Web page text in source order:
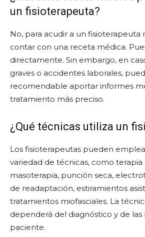
un fisioterapeuta?
No, para acudir a un fisioterapeuta
contar con una receta médica.
directamente. Sin embargo, en
graves o accidentes laborales,
recomendable aportar informes
tratamiento más preciso.
¿Qué técnicas utiliza un
Los fisioterapeutas pueden
variedad de técnicas, como terapia
masoterapia, punción seca,
de readaptación, estiramientos
tratamientos miofasciales. La
dependerá del diagnóstico y de las
paciente.